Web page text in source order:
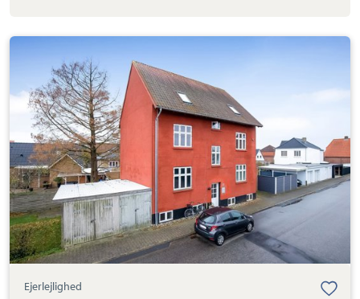
Ejerlejlighed:
Primulavej
2.,
7000
Fredericia
Ejerlejlighed